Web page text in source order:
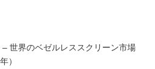
世界のベゼルレススクリーン市場
）